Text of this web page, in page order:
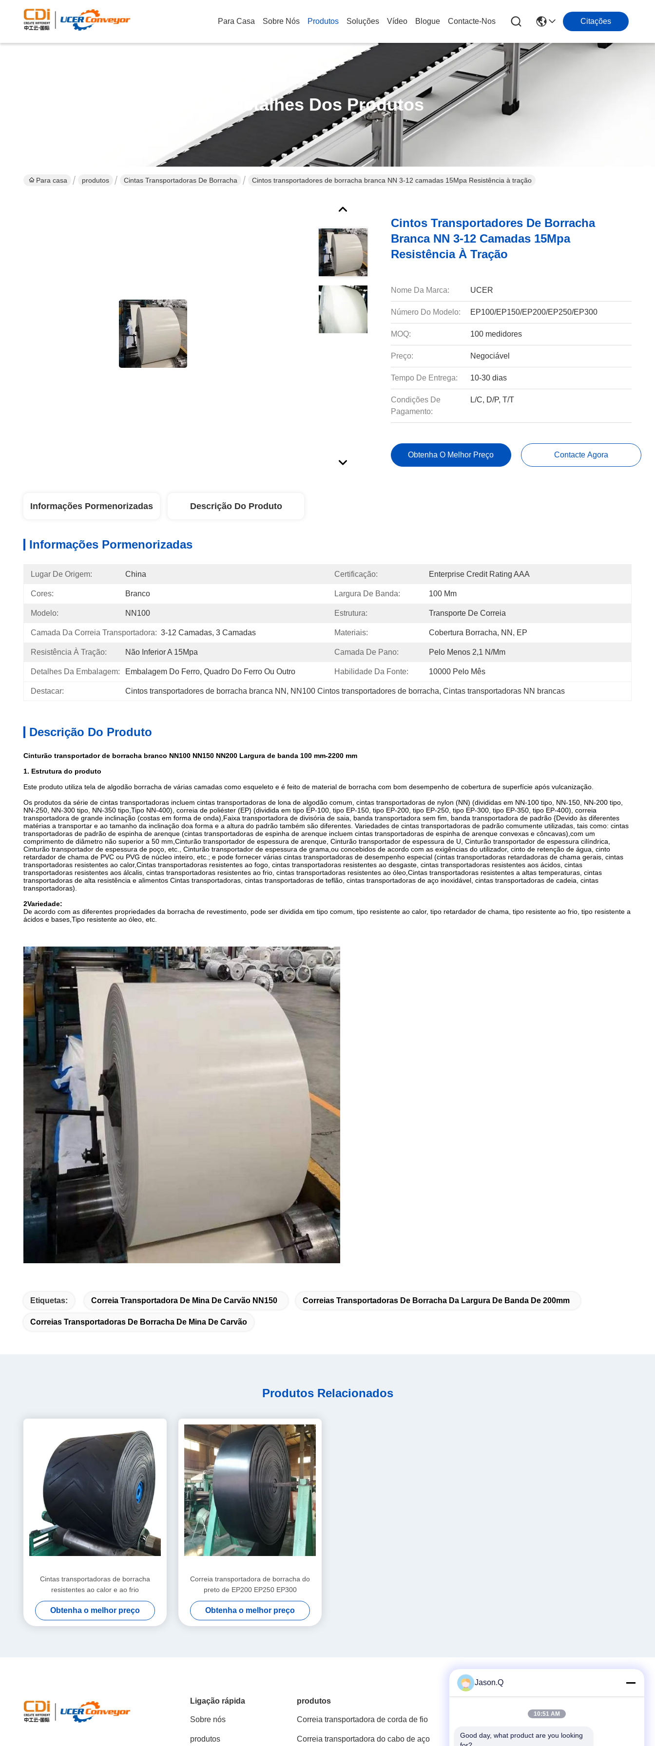
Para Casa Sobre Nós Produtos Soluções Vídeo Blogue Contacte-Nos Citações
Detalhes Dos Produtos
Para casa produtos Cintas Transportadoras De Borracha Cintos transportadores de borracha branca NN 3-12 camadas 15Mpa Resistência à tração
Cintos Transportadores De Borracha
Branca NN 3-12 Camadas 15Mpa
Resistência À Tração
Nome Da Marca: UCER
Número Do Modelo: EP100/EP150/EP200/EP250/EP300
MOQ: 100 medidores
Preço: Negociável
Tempo De Entrega: 10-30 dias
Condições De
Pagamento:
L/C, D/P, T/T
Obtenha O Melhor Preço Contacte Agora
Informações Pormenorizadas Descrição Do Produto
Informações Pormenorizadas
Lugar De Origem: China Certificação: Enterprise Credit Rating AAA
Cores: Branco Largura De Banda: 100 Mm
Modelo: NN100 Estrutura: Transporte De Correia
Camada Da Correia Transportadora: 3-12 Camadas, 3 Camadas Materiais: Cobertura Borracha, NN, EP
Resistência À Tração: Não Inferior A 15Mpa Camada De Pano: Pelo Menos 2,1 N/mm
Detalhes Da Embalagem: Embalagem Do Ferro, Quadro Do Ferro Ou Outro Habilidade Da Fonte: 10000 Pelo Mês
Destacar: Cintos transportadores de borracha branca NN , NN100 Cintos transportadores de borracha, Cintas transportadoras NN brancas
Descrição Do Produto
Cinturão transportador de borracha branco NN100 NN150 NN200 Largura de banda 100 mm-2200 mm
1. Estrutura do produto
Este produto utiliza tela de algodão borracha de várias camadas como esqueleto e é feito de material de borracha com bom desempenho de cobertura de superfície após vulcanização.
Os produtos da série de cintas transportadoras incluem cintas transportadoras de lona de algodão comum, cintas transportadoras de nylon (NN) (divididas em NN-100 tipo, NN-150, NN-200 tipo,
NN-250, NN-300 tipo, NN-350 tipo,Tipo NN-400), correia de poliéster (EP) (dividida em tipo EP-100, tipo EP-150, tipo EP-200, tipo EP-250, tipo EP-300, tipo EP-350, tipo EP-400), correia
transportadora de grande inclinação (costas em forma de onda),Faixa transportadora de divisória de saia, banda transportadora sem fim, banda transportadora de padrão {Devido às diferentes
matérias a transportar e ao tamanho da inclinação doa forma e a altura do padrão também são diferentes. Variedades de cintas transportadoras de padrão comumente utilizadas, tais como: cintas
transportadoras de padrão de espinha de arenque (cintas transportadoras de espinha de arenque incluem cintas transportadoras de espinha de arenque convexas e côncavas),com um
comprimento de diâmetro não superior a 50 mm,Cinturão transportador de espessura de arenque, Cinturão transportador de espessura de U, Cinturão transportador de espessura cilíndrica,
Cinturão transportador de espessura de poço, etc., Cinturão transportador de espessura de grama,ou concebidos de acordo com as exigências do utilizador, cinto de retenção de água, cinto
retardador de chama de PVC ou PVG de núcleo inteiro, etc.; e pode fornecer várias cintas transportadoras de desempenho especial (cintas transportadoras retardadoras de chama gerais, cintas
transportadoras resistentes ao calor,Cintas transportadoras resistentes ao fogo, cintas transportadoras resistentes ao desgaste, cintas transportadoras resistentes aos ácidos, cintas
transportadoras resistentes aos álcalis, cintas transportadoras resistentes ao frio, cintas transportadoras resistentes ao óleo,Cintas transportadoras resistentes a altas temperaturas, cintas
transportadoras de alta resistência e alimentos Cintas transportadoras, cintas transportadoras de teflão, cintas transportadoras de aço inoxidável, cintas transportadoras de cadeia, cintas
transportadoras).
2Variedade:
De acordo com as diferentes propriedades da borracha de revestimento, pode ser dividida em tipo comum, tipo resistente ao calor, tipo retardador de chama, tipo resistente ao frio, tipo resistente a
ácidos e bases,Tipo resistente ao óleo, etc.
Etiquetas: Correia Transportadora De Mina De Carvão NN150 Correias Transportadoras De Borracha Da Largura De Banda De 200mm
Correias Transportadoras De Borracha De Mina De Carvão
Produtos Relacionados
Cintas transportadoras de borracha
resistentes ao calor e ao frio
Obtenha o melhor preço
Correia transportadora de borracha do
preto de EP200 EP250 EP300
Obtenha o melhor preço
Ligação rápida
Sobre nós
produtos
produtos
Correia transportadora de corda de fio
Correia transportadora do cabo de aço
86-23-86636683
Jason.Q
10:51 AM
Good day, what product are you looking